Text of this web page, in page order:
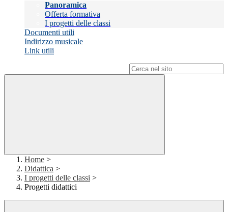
Panoramica
Offerta formativa
I progetti delle classi
Documenti utili
Indirizzo musicale
Link utili
Home >
Didattica >
I progetti delle classi >
Progetti didattici